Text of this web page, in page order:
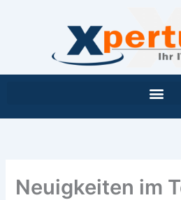
Neuigkeiten im